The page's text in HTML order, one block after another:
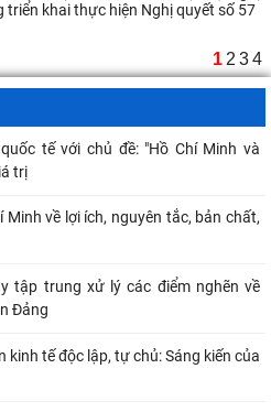
khai thực hiện Nghị quyết số 57
1 2 34
kinh tế độc lập, tự chủ: Sáng kiến của
xã hội Việt Nam thăm và làm việc tại
Khai mạc trưng bày "Kết nối truyền
Tổng Bí thư, Chủ tịch nước Tô Lâm
thống, vững bước tương lai”
NỀN KINH TẾ THỊ TRƯỜNG